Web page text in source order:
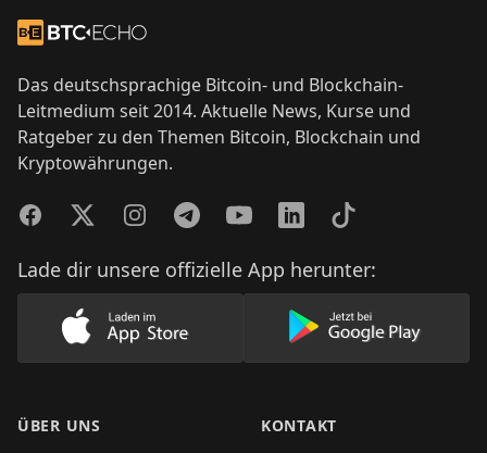
Zur Startseite
Das deutschsprachige Bitcoin- und Blockchain-
Leitmedium seit 2014. Aktuelle News, Kurse und
Ratgeber zu den Themen Bitcoin, Blockchain und
Kryptowährungen.
FacebookTwitterInstagramTelegramYouTubeLinkedInTikTok
Lade dir unsere offizielle App herunter:
Lade unsere App im AppStore herunter
Lade unsere
ÜBER UNS KONTAKT